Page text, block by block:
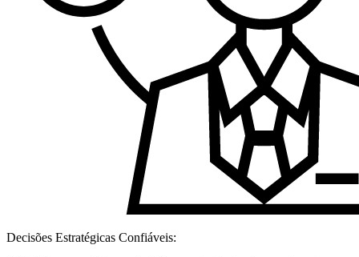
Decisões Estratégicas Confiáveis: